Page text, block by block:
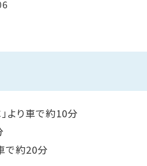
より車で約10分
で約20分